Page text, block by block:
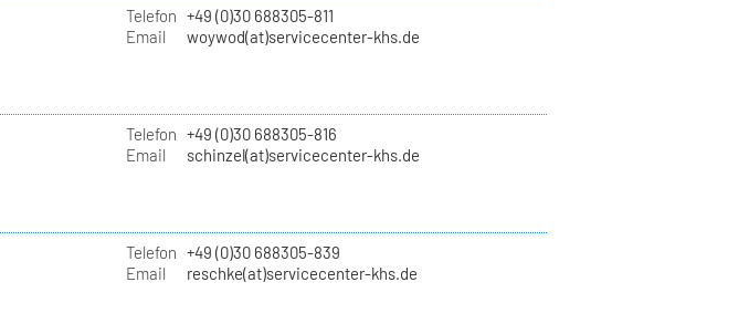
Telefon +49 (0)30 688305-811
Email
woywod(at)servicecenter-khs.de
Telefon +49 (0)30 688305-816
Email
schinzel(at)servicecenter-khs.de
Telefon +49 (0)30 688305-839
Email
reschke(at)servicecenter-khs.de